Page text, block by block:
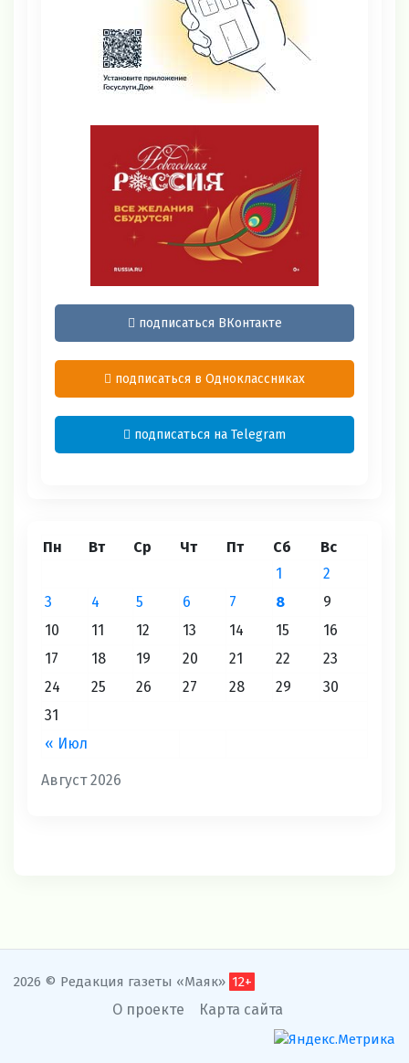
подписаться ВКонтакте
подписаться в Одноклассниках
подписаться на Telegram
Август 2026
Пн Вт Ср Чт Пт Сб Вс
« Июл
1
2
3
4 5 6 7 8
9
10
11 12 13 14 15
16
17
18 19 20 21 22
23
24
25 26 27 28 29
30
31
2026 © Редакция газеты «Маяк» 12+
О проекте Карта сайта